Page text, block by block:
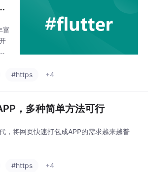
富
以
#https +4
，多种简单方法可行
，将网页快速打包成APP的需求越来越普
#https +4